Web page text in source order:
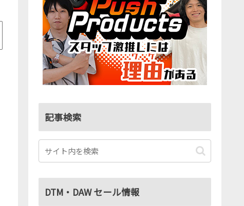
記事検索
DTM・DAW セール情報